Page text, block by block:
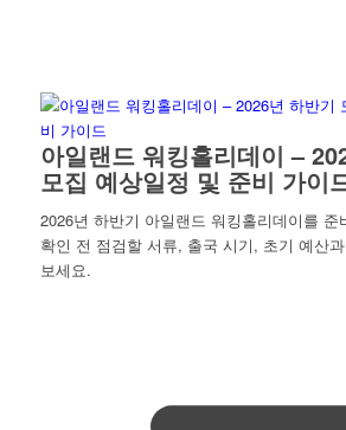
아일랜드 워킹홀리데이 –
모집 예상일정 및 준비 가이
2026년 하반기 아일랜드 워킹홀리데이를 준
확인 전 점검할 서류, 출국 시기, 초기 예산
보세요.